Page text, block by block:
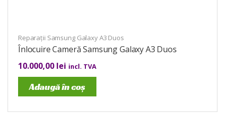
Reparații Samsung Galaxy A3 Duos
Înlocuire Cameră Samsung Galaxy A3 Duos
10.000,00 lei incl. TVA
Adaugă în coș